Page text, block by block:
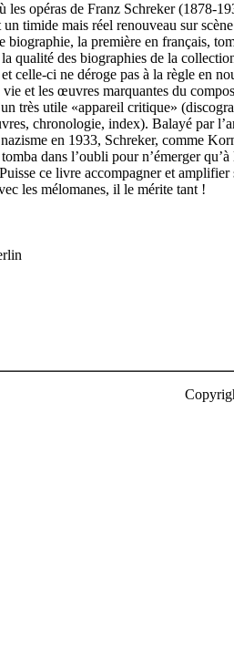
les opéras de Franz Schreker (1878-
un timide mais réel renouveau sur
biographie, la première en français,
qualité des biographies de la
celle-ci ne déroge pas à la règle en
et les œuvres marquantes du
très utile «appareil critique»
chronologie, index). Balayé par
en 1933, Schreker, comme
dans l’oubli pour n’émerger
ce livre accompagner et amplifier
les mélomanes, il le mérite tant !